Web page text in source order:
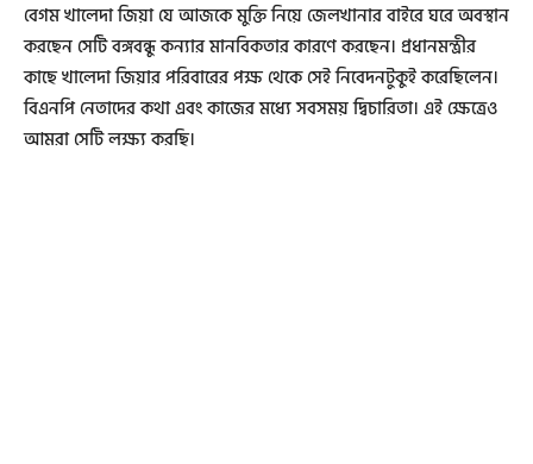
বেগম খালেদা জিয়া যে আজকে মুক্তি নিয়ে জেলখানার বাইরে ঘরে অবস্থান
করছেন সেটি বঙ্গবন্ধু কন্যার মানবিকতার কারণে করছেন। প্রধানমন্ত্রীর
কাছে খালেদা জিয়ার পরিবারের পক্ষ থেকে সেই নিবেদনটুকুই করেছিলেন।
বিএনপি নেতাদের কথা এবং কাজের মধ্যে সবসময় দ্বিচারিতা। এই ক্ষেত্রেও
আমরা সেটি লক্ষ্য করছি।